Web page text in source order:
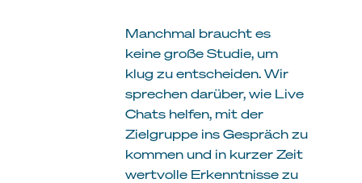
Manchmal braucht es
keine große Studie, um
klug zu entscheiden. Wir
sprechen darüber, wie Live
Chats helfen, mit der
Zielgruppe ins Gespräch zu
kommen und in kurzer Zeit
wertvolle Erkenntnisse zu